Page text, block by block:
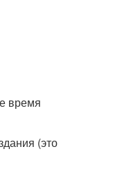
время
(это